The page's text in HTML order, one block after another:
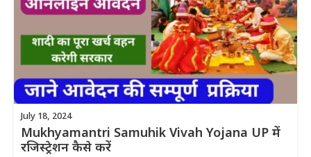
July 18, 2024
Mukhyamantri Samuhik Vivah Yojana UP में
रजिस्ट्रेशन कैसे करें